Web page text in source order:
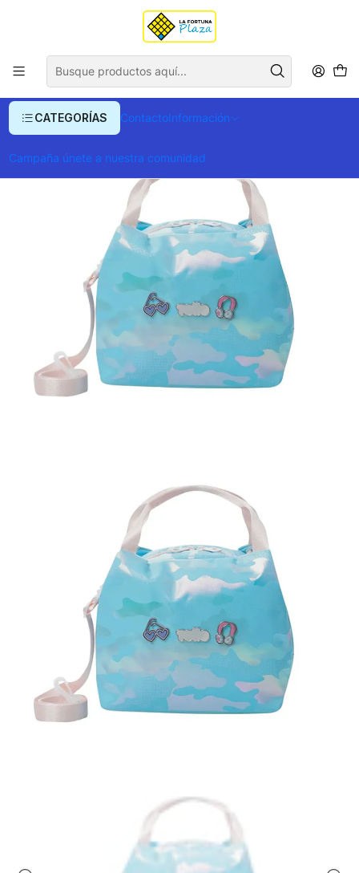
CATEGORÍAS ContactoInformación
Campaña únete a nuestra comunidad
Envío gratis para compras superiores a $ 400.000
Lonchera Totto Majestic